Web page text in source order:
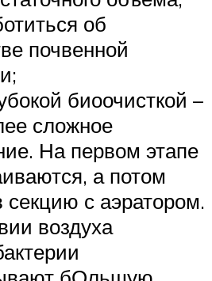
об
почвенной
биоочисткой –
сложное
На первом этапе
а потом
секцию с аэратором.
воздуха